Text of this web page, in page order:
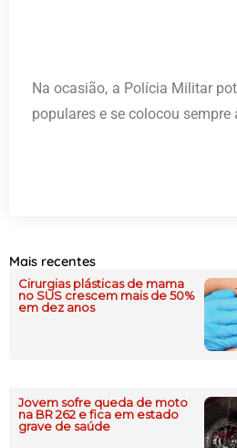
Na ocasião, a Polícia Militar
populares e se colocou sempre
Mais recentes
Cirurgias plásticas de mama
no SUS crescem mais de 50%
em dez anos
Jovem sofre queda de moto
na BR 262 e fica em estado
grave de saúde